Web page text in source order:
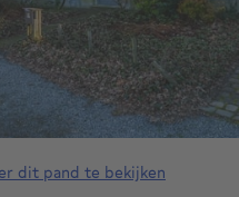
dit pand te bekijken